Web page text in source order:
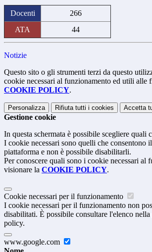
Docenti
266
ATA
44
Notizie
Questo sito o gli strumenti terzi da questo
cookie necessari al funzionamento ed utili alle
COOKIE POLICY.
Personalizza Rifiuta tutti i cookies Accetta
Gestione cookie
In questa schermata è possibile scegliere quali
I cookie necessari sono quelli che consentono
piattaforma e non è possibile disabilitarli.
Per conoscere quali sono i cookie necessari al
visionare la COOKIE POLICY.
Cookie necessari per il funzionamento
I cookie necessari per il funzionamento non
disabilitati. È possibile consultare l'elenco
policy.
www.google.com